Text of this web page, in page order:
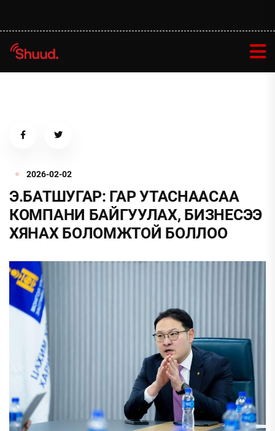
2026-02-02
Э.БАТШУГАР: ГАР УТАСНААСАА
КОМПАНИ БАЙГУУЛАХ, БИЗНЕСЭЭ
ХЯНАХ БОЛОМЖТОЙ БОЛЛОО